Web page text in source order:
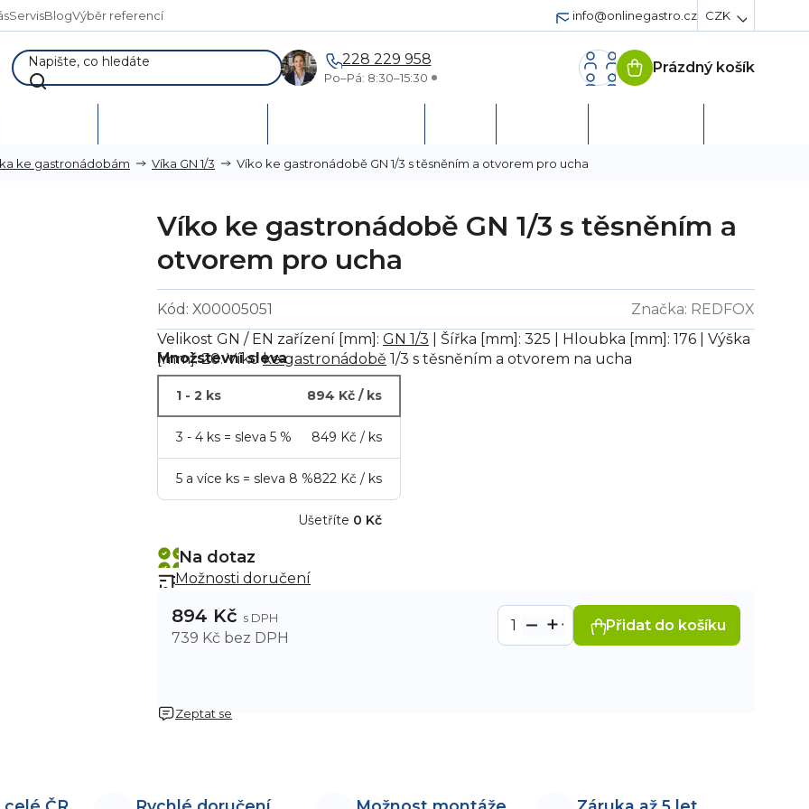
ServisBlogVýběr referencí info@onlinegastro.cz CZK
228 229 958
Po–Pá: 8:30–15:30
Nákupní
Prázdný košík
ke gastronádobám Víka GN 1/3 Víko ke gastronádobě GN 1/3 s těsněním a otvorem pro ucha
Víko ke gastronádobě GN 1/3 s těsněním a
otvorem pro ucha
Značka: REDFOX
Kód: X00005051
Na dotaz
Možnosti doručení
Množstevní sleva
1 - 2 ks 894 Kč / ks
3 - 4 ks = sleva 5 % 849 Kč / ks
5 a více ks = sleva 8 %822 Kč / ks
Ušetříte 0 Kč
894 Kč
739 Kč bez DPH
Přidat do košíku
Velikost GN / EN zařízení [mm]: GN 1/3 | Šířka [mm]: 325 | Hloubka [mm]: 176 | Výška
[mm]: 20. Víkoke gastronádobě 1/3 s těsněním a otvorem na ucha
Zeptat se